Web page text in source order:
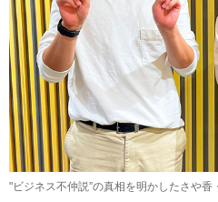
"ビジネス不仲説”の真相を明かしたさや香